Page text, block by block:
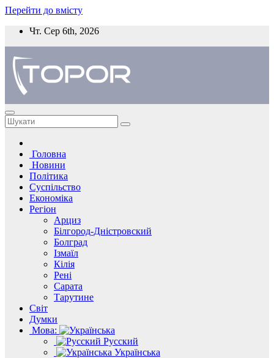
Перейти до вмісту
Чт. Сер 6th, 2026
Головна
Новини
Політика
Суспільство
Економіка
Регіон
Арциз
Білгород-Дністровский
Болград
Ізмаїл
Кілія
Рені
Сарата
Тарутине
Світ
Думки
Мова:
Русский
Українська